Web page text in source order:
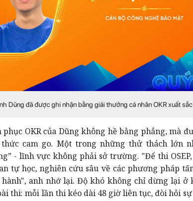
Dũng đã được ghi nhận bằng giải thưởng cá nhân OKR xuất sắc
OKR của Dũng không hề bằng phẳng, mà
cam go. Một trong những thử thách lớn
- lĩnh vực không phải sở trường. "Để thi
tự học, nghiên cứu sâu về các phương pháp
anh nhớ lại. Độ khó không chỉ dừng lại ở
thi: mỗi lần thi kéo dài 48 giờ liên tục, đòi hỏi